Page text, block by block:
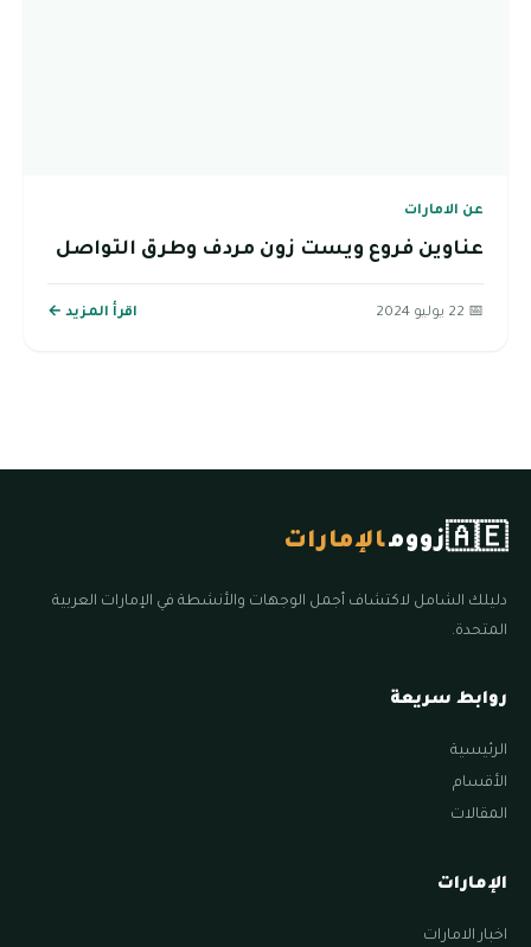
عن الامارات
عناوين فروع ويست زون مردف وطرق التواصل
📅 22 يوليو 2024 اقرأ المزيد ←
🇦🇪زوومالإمارات
دليلك الشامل لاكتشاف أجمل الوجهات والأنشطة في الإمارات العربية
المتحدة.
روابط سريعة
الرئيسية
الأقسام
المقالات
الإمارات
اخبار الامارات